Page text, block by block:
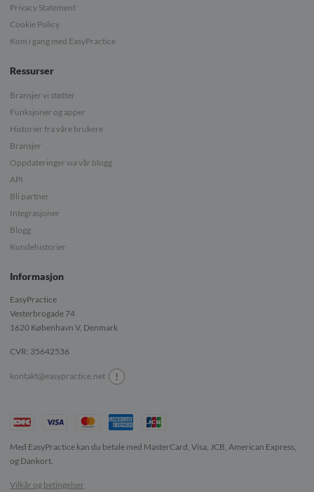
Privacy Statement
Cookie Policy
Kom i gang med EasyPractice
Ressurser
Bransjer vi støtter
Funksjoner og apper
Historier fra våre brukere
Bransjer
Oppdateringer via vår blogg
API
Bli partner
Integrasjoner
Blogg
Kundehistorier
Informasjon
EasyPractice
Vesterbrogade 74
1620 København V, Denmark
CVR: 35642536
kontakt@easypractice.net !
Med EasyPractice kan du betale med MasterCard, Visa, JCB, American Express,
og Dankort.
Vilkår og betingelser